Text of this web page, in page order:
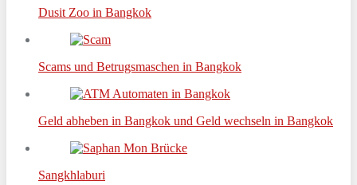
Dusit Zoo in Bangkok
Scams und Betrugsmaschen in Bangkok
Geld abheben in Bangkok und Geld wechseln in Bangkok
Sangkhlaburi